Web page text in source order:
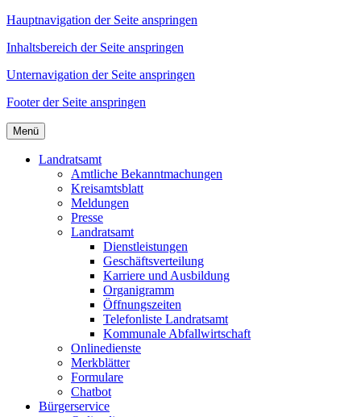
Hauptnavigation der Seite anspringen
Inhaltsbereich der Seite anspringen
Unternavigation der Seite anspringen
Footer der Seite anspringen
Menü
Landratsamt
Amtliche Bekanntmachungen
Kreisamtsblatt
Meldungen
Presse
Landratsamt
Dienstleistungen
Geschäftsverteilung
Karriere und Ausbildung
Organigramm
Öffnungszeiten
Telefonliste Landratsamt
Kommunale Abfallwirtschaft
Onlinedienste
Merkblätter
Formulare
Chatbot
Bürgerservice